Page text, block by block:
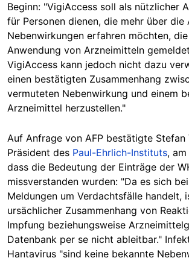
Beginn: "VigiAccess soll als nützlicher
für Personen dienen, die mehr über
Nebenwirkungen erfahren möchten,
Anwendung von Arzneimitteln
VigiAccess kann jedoch nicht dazu
einen bestätigten Zusammenhang
vermuteten Nebenwirkung und einem
Arzneimittel herzustellen."
Auf Anfrage von AFP bestätigte Stefan
Präsident des Paul-Ehrlich-Instituts,
dass die Bedeutung der Einträge der
missverstanden wurden: "Da es sich
Meldungen um Verdachtsfälle handelt,
ursächlicher Zusammenhang von
Impfung beziehungsweise
Datenbank per se nicht ableitbar."
Hantavirus "sind keine bekannte